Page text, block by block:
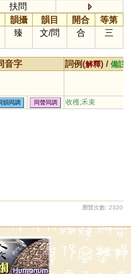
扶問
韻攝 韻目 開合
等第
臻 文/問 合 三
音字 詞例(解釋) / 備註
韻同調 同聲同調 收穫;禾束
瀏覽次數: 2320